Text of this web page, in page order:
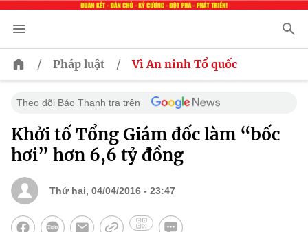
/ Pháp luật / Vì An ninh Tổ quốc
Theo dõi Báo Thanh tra trên
Khởi tố Tổng Giám đốc làm “bốc
hơi” hơn 6,6 tỷ đồng
Thứ hai, 04/04/2016 - 23:47